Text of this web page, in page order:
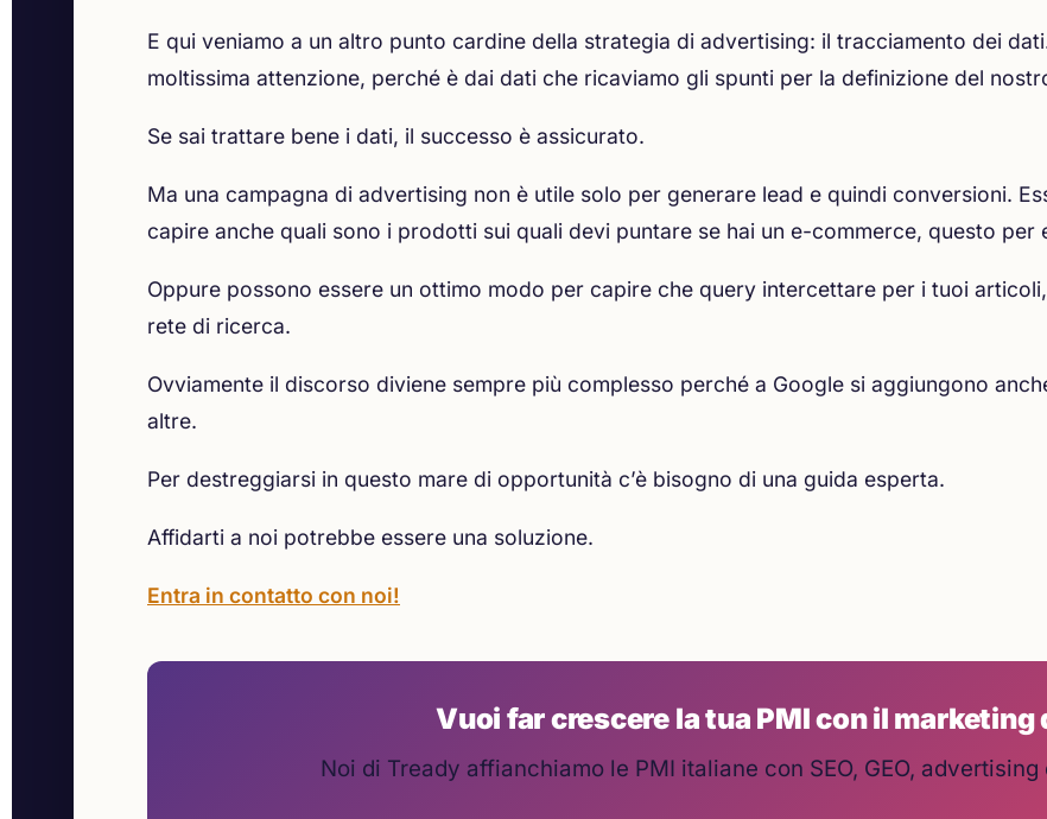
E qui veniamo a un altro punto cardine della strategia di advertising: il tracciamento dei
moltissima attenzione, perché è dai dati che ricaviamo gli spunti per la definizione del
Se sai trattare bene i dati, il successo è assicurato.
Ma una campagna di advertising non è utile solo per generare lead e quindi conversioni.
capire anche quali sono i prodotti sui quali devi puntare se hai un e-commerce, questo per
Oppure possono essere un ottimo modo per capire che query intercettare per i tuoi
rete di ricerca.
Ovviamente il discorso diviene sempre più complesso perché a Google si aggiungono
altre.
Per destreggiarsi in questo mare di opportunità c’è bisogno di una guida esperta.
Affidarti a noi potrebbe essere una soluzione.
Entra in contatto con noi!
Vuoi far crescere la tua PMI con il marketing
Noi di Tready affianchiamo le PMI italiane con SEO, GEO,